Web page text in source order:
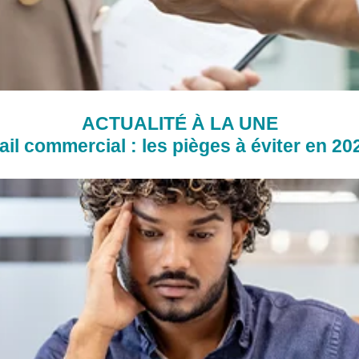
ACTUALITÉ À LA UNE
commercial : les pièges à éviter en